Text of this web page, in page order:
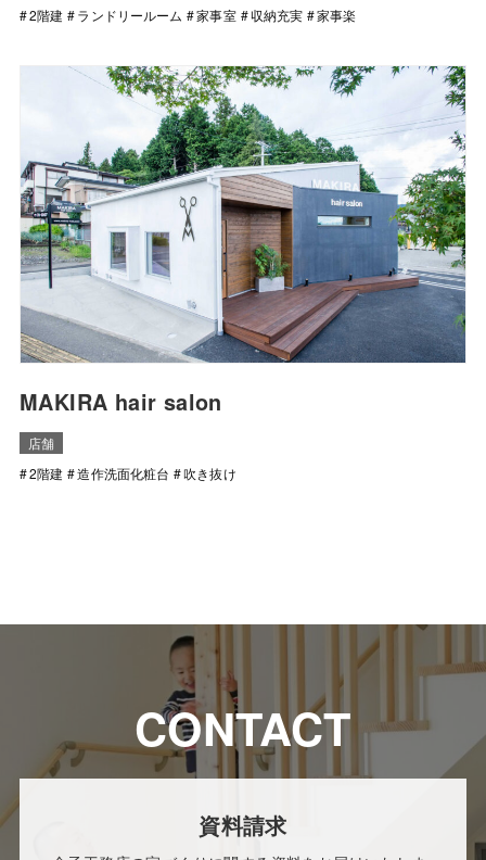
2階建
ランドリールーム 家事室 収納充実 家事楽
MAKIRA hair salon
店舗
2階建
造作洗面化粧台 吹き抜け
CONTACT
資料請求